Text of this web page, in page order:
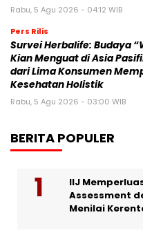
Rabu, 5 Agu 2026 - 04:12 WIB
Pers Rilis
Survei Herbalife: Budaya
Kian Menguat di Asia
dari Lima Konsumen
Kesehatan Holistik
Rabu, 5 Agu 2026 - 03:00 WIB
BERITA POPULER
IIJ
Assessment
Menilai